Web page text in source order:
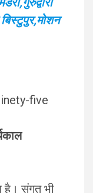
five
संगत भी